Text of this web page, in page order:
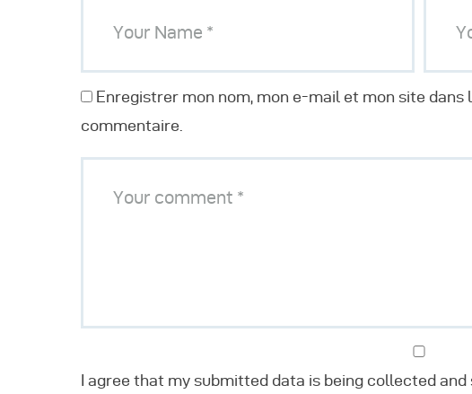
Enregistrer mon nom, mon e-mail et mon site dans
commentaire.
I agree that my submitted data is being collected